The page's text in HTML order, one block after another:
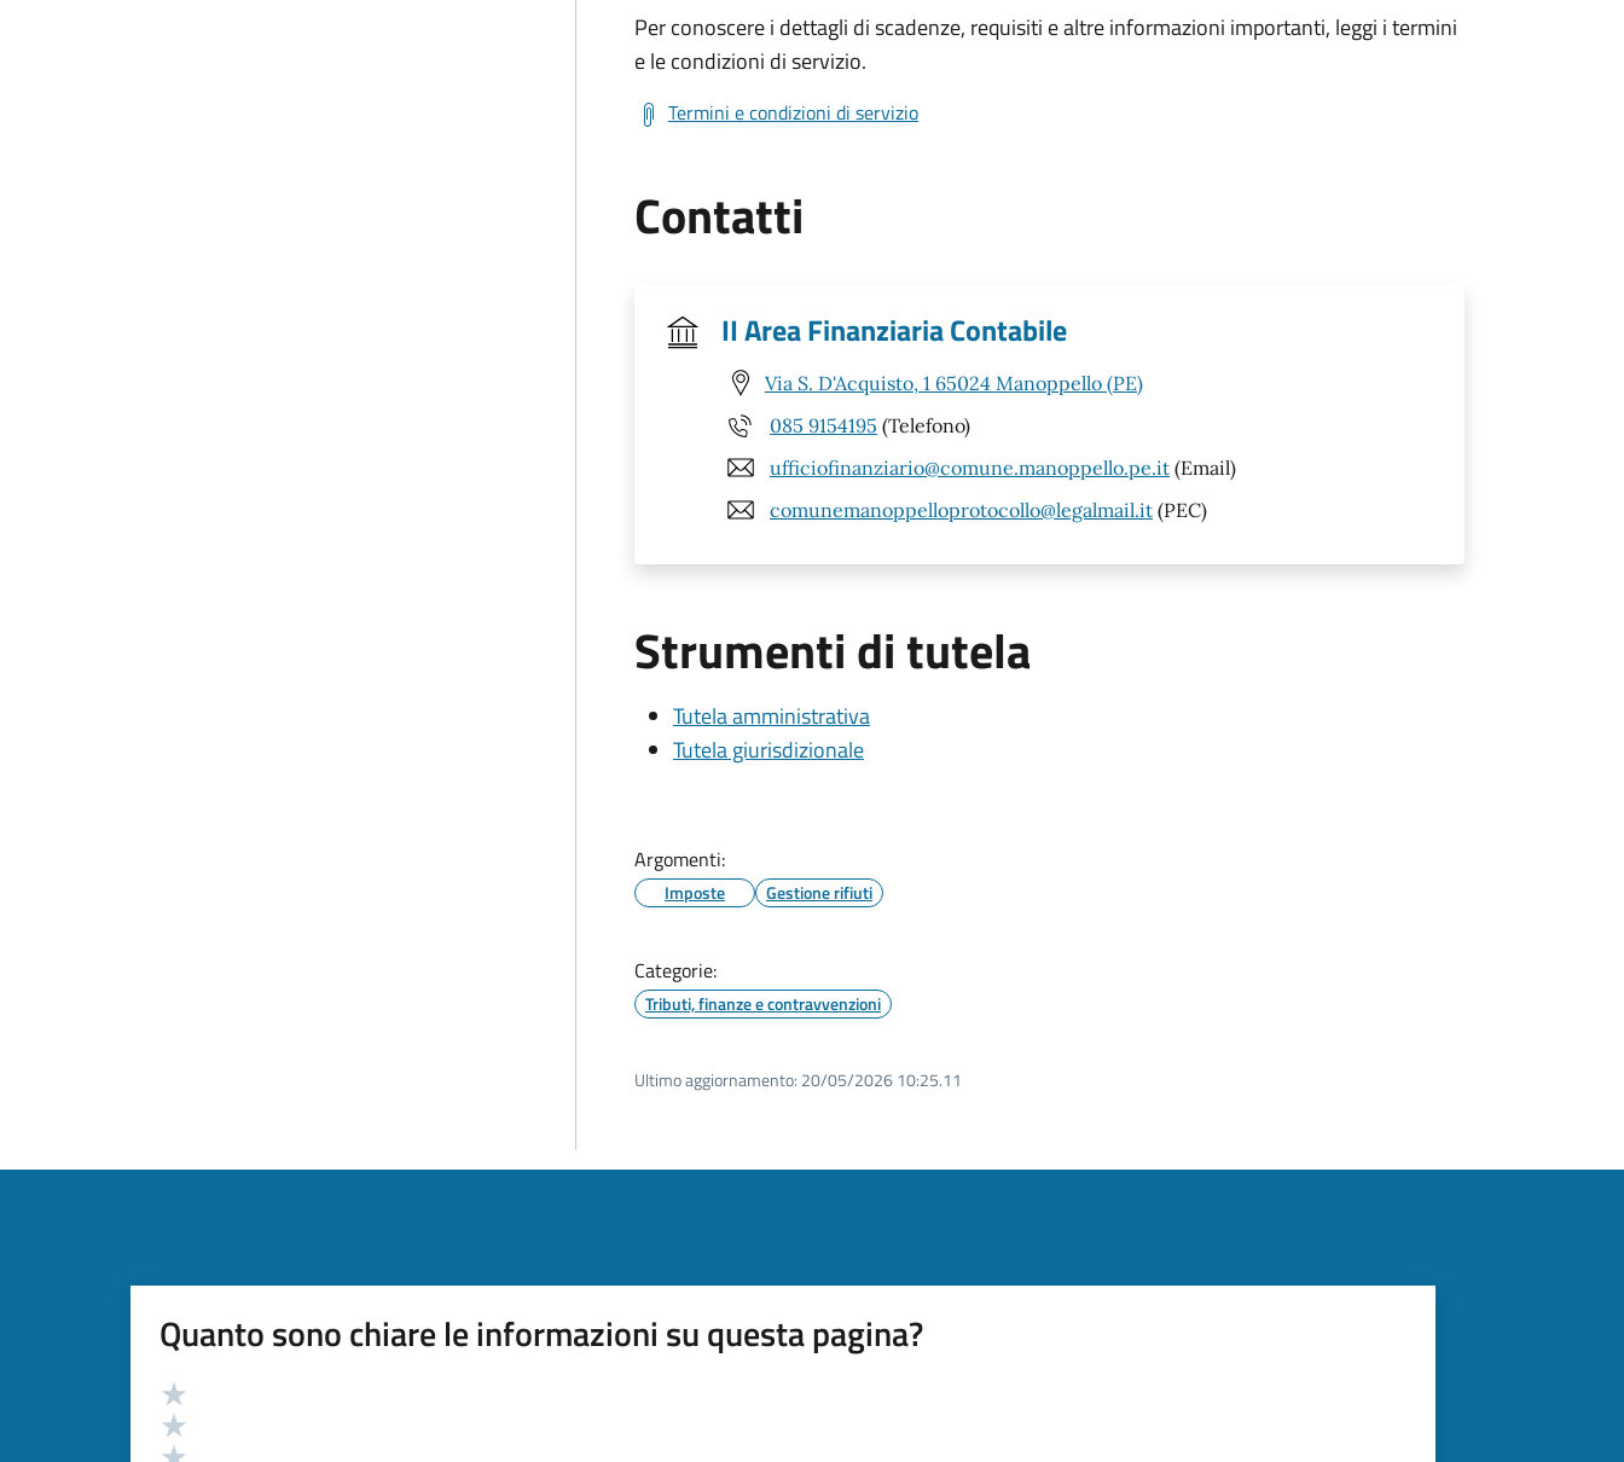
Per conoscere i dettagli di scadenze, requisiti e altre informazioni importanti, leggi i termini
e le condizioni di servizio.
Termini e condizioni di servizio
Contatti
II Area Finanziaria Contabile
Via S. D'Acquisto, 1 65024 Manoppello (PE)
085 9154195 (Telefono)
ufficiofinanziario@comune.manoppello.pe.it (Email)
comunemanoppelloprotocollo@legalmail.it (PEC)
Strumenti di tutela
Tutela amministrativa
Tutela giurisdizionale
Argomenti:
Imposte Gestione rifiuti
Categorie:
Tributi, finanze e contravvenzioni
Ultimo aggiornamento: 20/05/2026 10:25.11
Quanto sono chiare le informazioni su questa pagina?
Valutazione